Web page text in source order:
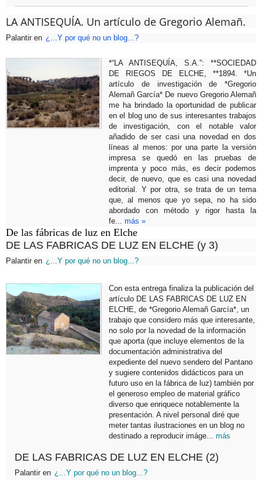
LA ANTISEQUÍA. Un artículo de Gregorio Alemañ.
Palantir en ¿...Y por qué no un blog...?
*“LA ANTISEQUÍA, S.A.”: **SOCIEDAD
DE RIEGOS DE ELCHE, **1894. *Un
artículo de investigación de *Gregorio
Alemañ García* De nuevo Gregorio Alemañ
me ha brindado la oportunidad de publicar
en el blog uno de sus interesantes trabajos
de investigación, con el notable valor
añadido de ser casi una novedad en dos
líneas al menos: por una parte la versión
impresa se quedó en las pruebas de
imprenta y poco más, es decir podemos
decir, de nuevo, que es casi una novedad
editorial. Y por otra, se trata de un tema
que, al menos que yo sepa, no ha sido
abordado con método y rigor hasta la
fe... más »
De las fábricas de luz en Elche
DE LAS FABRICAS DE LUZ EN ELCHE (y 3)
Palantir en ¿...Y por qué no un blog...?
Con esta entrega finaliza la publicación del
artículo DE LAS FABRICAS DE LUZ EN
ELCHE, de *Gregorio Alemañ García*, un
trabajo que considero más que interesante,
no solo por la novedad de la información
que aporta (que incluye elementos de la
documentación administrativa del
expediente del nuevo sendero del Pantano
y sugiere contenidos didácticos para un
futuro uso en la fábrica de luz) también por
el generoso empleo de material gráfico
diverso que enriquece notablemente la
presentación. A nivel personal diré que
meter tantas ilustraciones en un blog no
destinado a reproducir imáge... más
DE LAS FABRICAS DE LUZ EN ELCHE (2)
Palantir en ¿...Y por qué no un blog...?